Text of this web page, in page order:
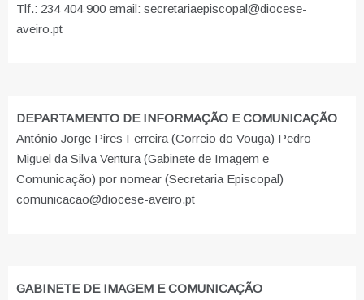
Tlf.: 234 404 900 email: secretariaepiscopal@diocese-
aveiro.pt
DEPARTAMENTO DE INFORMAÇÃO E COMUNICAÇÃO
António Jorge Pires Ferreira (Correio do Vouga) Pedro
Miguel da Silva Ventura (Gabinete de Imagem e
Comunicação) por nomear (Secretaria Episcopal)
comunicacao@diocese-aveiro.pt
GABINETE DE IMAGEM E COMUNICAÇÃO